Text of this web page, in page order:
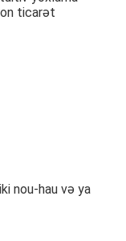
ticarət
nou-hau və ya